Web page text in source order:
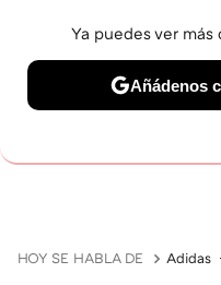
HOY SE HABLA DE Adidas
Ya puedes ver
Añádenos